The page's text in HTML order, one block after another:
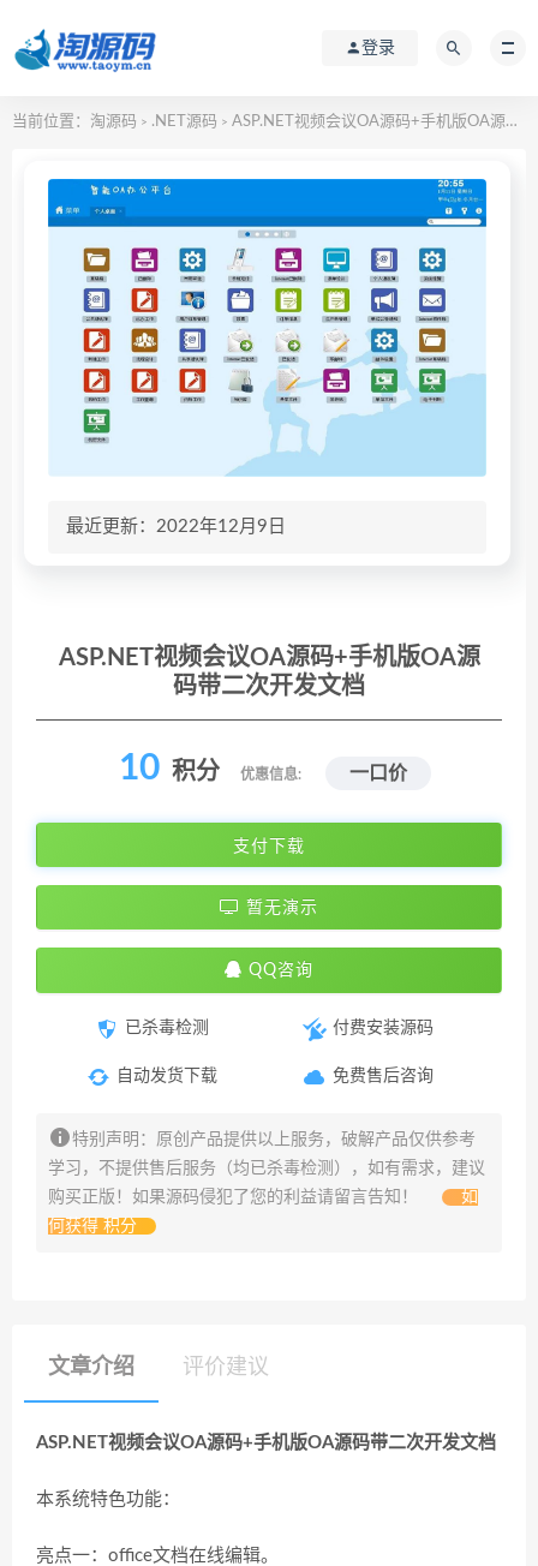
登录
当前位置： 淘源码 > .NET源码 > ASP.NET视频会议OA源码+手机版OA源码带二次开发文档
最近更新：2022年12月9日
ASP.NET视频会议OA源码+手机版OA源
码带二次开发文档
10 积分 优惠信息: 一口价
支付下载
暂无演示
QQ咨询
已杀毒检测
自动发货下载
付费安装源码
免费售后咨询
特别声明：原创产品提供以上服务，破解产品仅供参考
学习，不提供售后服务（均已杀毒检测），如有需求，建议
购买正版！如果源码侵犯了您的利益请留言告知！
如
何获得 积分
文章介绍 评价建议
ASP.NET视频会议OA源码+手机版OA源码带二次开发文档
本系统特色功能：
亮点一：office文档在线编辑。